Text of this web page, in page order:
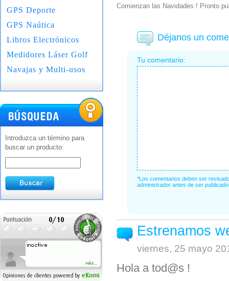
Comienzan las Navidades ! Pronto
Déjanos un
Tu comentario:
*Los comentarios deben ser
administrador antes de ser
Estrenamos
viernes, 25 mayo
Hola a tod@s !
GPS Deporte
GPS Naútica
Libros Electrónicos
Medidores Láser Golf
Navajas y Multi-usos
Introduzca un término para
buscar un producto: